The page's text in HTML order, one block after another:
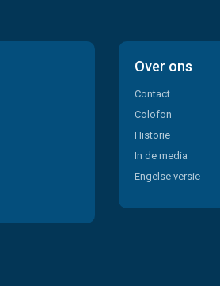
Over ons
Contact
Colofon
Historie
In de media
Engelse versie